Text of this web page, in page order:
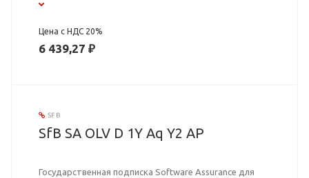
Цена с НДС 20%
6 439,27 ₽
SFB
SfB SA OLV D 1Y Aq Y2 AP
Государственная подписка Software Assurance для